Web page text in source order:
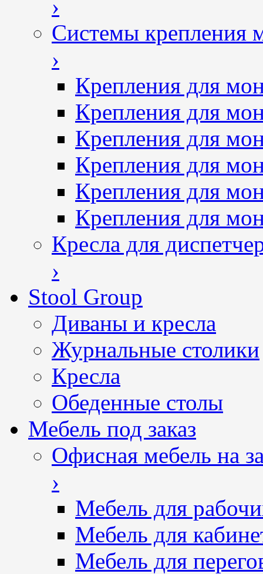
›
Системы крепления
›
Крепления для
Крепления для
Крепления для
Крепления для
Крепления для
Крепления для
Кресла для
›
Stool Group
Диваны и кресла
Журнальные столики
Кресла
Обеденные столы
Мебель под заказ
Офисная мебель на
›
Мебель для
Мебель для
Мебель для